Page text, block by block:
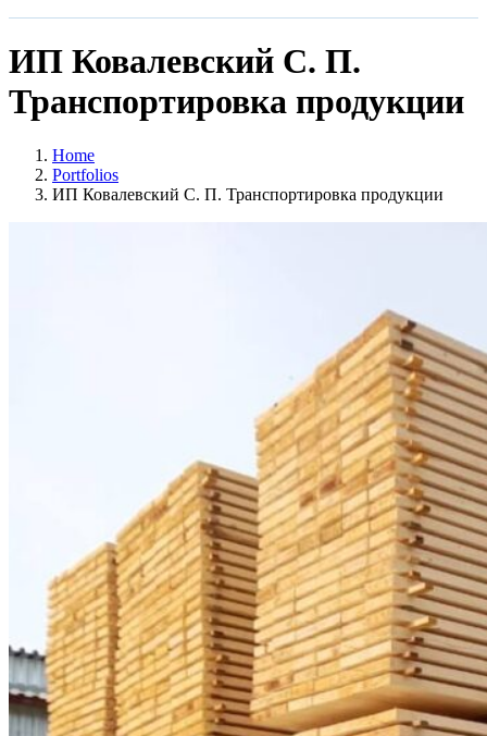
ИП Ковалевский C. П.
Транспортировка продукции
Home
Portfolios
ИП Ковалевский C. П. Транспортировка продукции